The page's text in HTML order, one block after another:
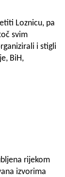
Loznicu, pa
svim
i stigli
BiH,
rijekom
izvorima